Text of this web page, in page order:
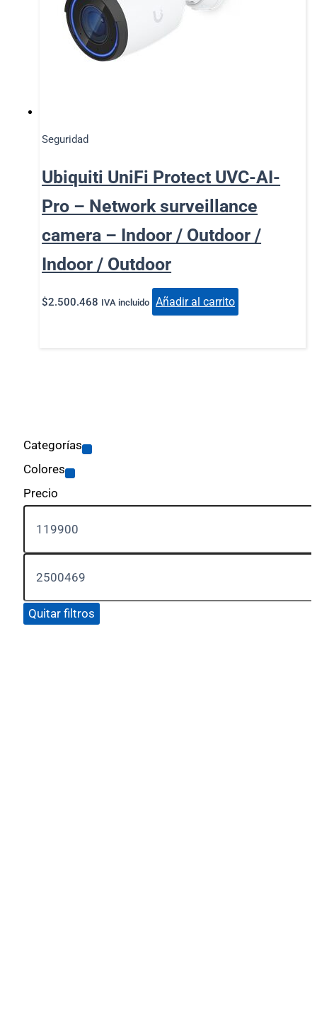
Seguridad
Ubiquiti UniFi Protect UVC-AI-
Pro – Network surveillance
camera – Indoor / Outdoor /
Indoor / Outdoor
$2.500.468 IVA incluido Añadir al carrito
Categorías
Colores
Precio
Quitar filtros